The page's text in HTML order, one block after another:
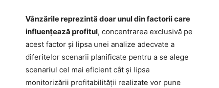
Vânzările reprezintă doar unul din factorii care
influențează profitul, concentrarea exclusivă pe
acest factor și lipsa unei analize adecvate a
diferitelor scenarii planificate pentru a se alege
scenariul cel mai eficient cât și lipsa
monitorizării profitabilității realizate vor pune